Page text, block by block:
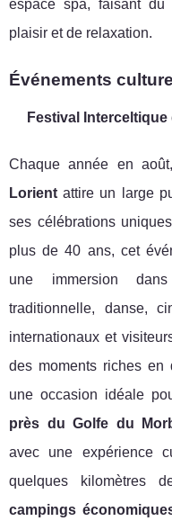
espace spa, faisant
plaisir et de relaxation.
Événements
Festival
Chaque année en
Lorient attire un large
ses célébrations
plus de 40 ans, cet
une immersion
traditionnelle, danse,
internationaux et
des moments riches en
une occasion idéale
près du Golfe du
avec une expérience
quelques kilomètres
campings